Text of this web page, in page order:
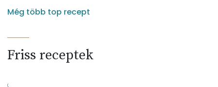
Még több top recept
Friss receptek